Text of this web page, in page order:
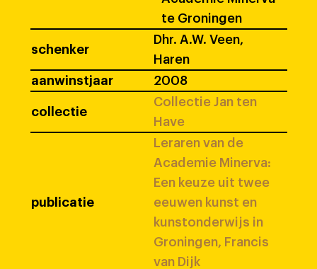
te Groningen
schenker
Dhr. A.W. Veen,
Haren
aanwinstjaar
2008
collectie
Collectie Jan ten
Have
publicatie
Leraren van de
Academie Minerva:
Een keuze uit twee
eeuwen kunst en
kunstonderwijs in
Groningen, Francis
van Dijk